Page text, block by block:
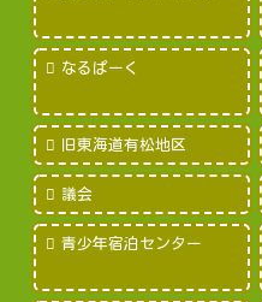
なるぱーく
旧東海道有松地区
議会
青少年宿泊センター